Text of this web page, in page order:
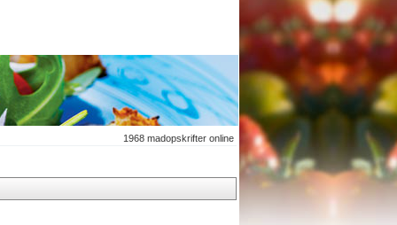
1968 madopskrifter online